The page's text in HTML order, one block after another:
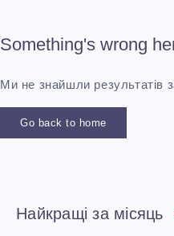
Something's wrong
Ми не знайшли результатів
Go back to home
Найкращі за місяць